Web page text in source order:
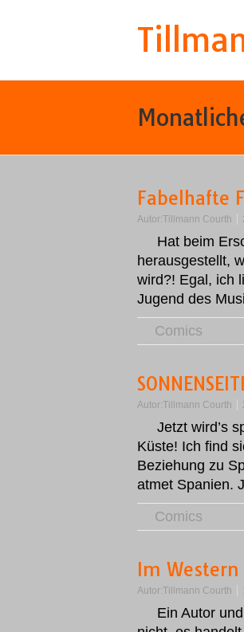
Fabelhafte
Autor:Tillmann Courth
Hat beim
herausgestellt,
wird?! Egal, ich
Jugend des
Comics
Autor:Tillmann Courth
Jetzt wird’s
Küste! Ich find
Beziehung zu
atmet Spanien.
Comics
Im Western
Autor:Tillmann Courth
Ein Autor